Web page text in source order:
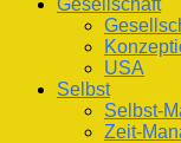
USA
Selbst
Selbst-
Zeit-